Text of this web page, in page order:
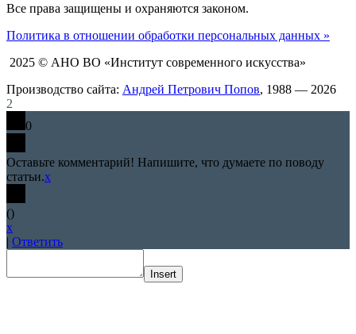
Все права защищены и охраняются законом.
Политика в отношении обработки персональных данных »
2025 © АНО ВО «Институт современного искусства»
Производство сайта: Андрей Петрович Попов, 1988 — 2026
2
0
Оставьте комментарий! Напишите, что думаете по поводу
статьи.x
()
x
| Ответить
Insert